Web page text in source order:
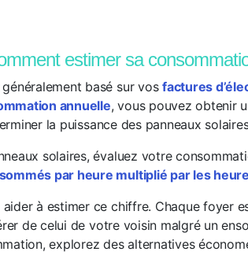
estimer sa
basé sur vosfactures
annuelle, vous pouvez obtenir
la puissance des panneaux
solaires, évaluez votre
par heure multiplié par les
à estimer ce chiffre. Chaque foyer
de celui de votre voisin malgré un
explorez des alternatives